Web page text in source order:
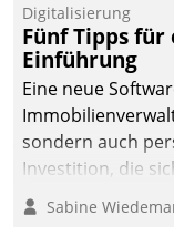
Digitalisierung
Fünf Tipps
Einführung
Eine neue
sondern auch
Investition, die
nachhaltige
dieses Ziel
Sabine